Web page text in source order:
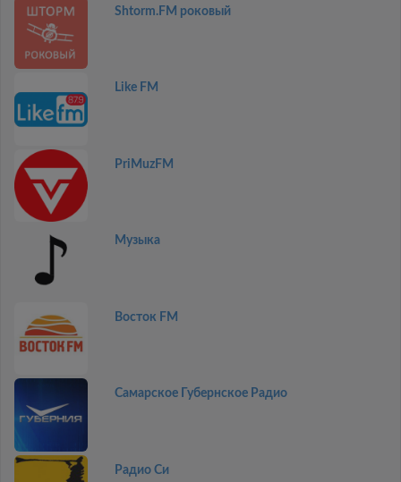
Shtorm.FM роковый
Like FM
PriMuzFM
Музыка
Восток FM
Самарское Губернское Радио
Радио Си